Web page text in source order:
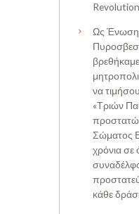
Revolution
Ως Ένωση
να
«Τριών
Σώματος
χρόνια σε
κάθε